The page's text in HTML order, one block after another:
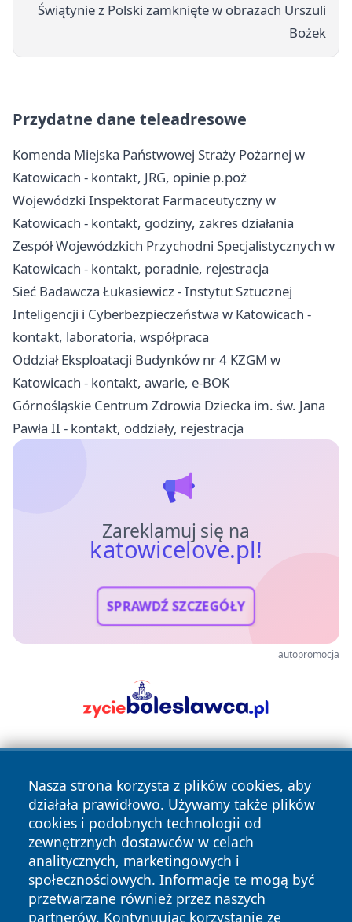
Świątynie z Polski zamknięte w obrazach Urszuli
Bożek
Przydatne dane teleadresowe
Komenda Miejska Państwowej Straży Pożarnej w
Katowicach - kontakt, JRG, opinie p.poż
Wojewódzki Inspektorat Farmaceutyczny w
Katowicach - kontakt, godziny, zakres działania
Zespół Wojewódzkich Przychodni Specjalistycznych w
Katowicach - kontakt, poradnie, rejestracja
Sieć Badawcza Łukasiewicz - Instytut Sztucznej
Inteligencji i Cyberbezpieczeństwa w Katowicach -
kontakt, laboratoria, współpraca
Oddział Eksploatacji Budynków nr 4 KZGM w
Katowicach - kontakt, awarie, e-BOK
Górnośląskie Centrum Zdrowia Dziecka im. św. Jana
Pawła II - kontakt, oddziały, rejestracja
Zareklamuj się na
katowicelove.pl!
SPRAWDŹ SZCZEGÓŁY
autopromocja
Nasza strona korzysta z plików cookies, aby
działała prawidłowo. Używamy także plików
cookies i podobnych technologii od
zewnętrznych dostawców w celach
analitycznych, marketingowych i
społecznościowych. Informacje te mogą być
przetwarzane również przez naszych
partnerów. Kontynuując korzystanie ze
Copyright © 2026 katowicelove.pl Wszystkie prawa
zastrzeżone.
Polityka Polityka